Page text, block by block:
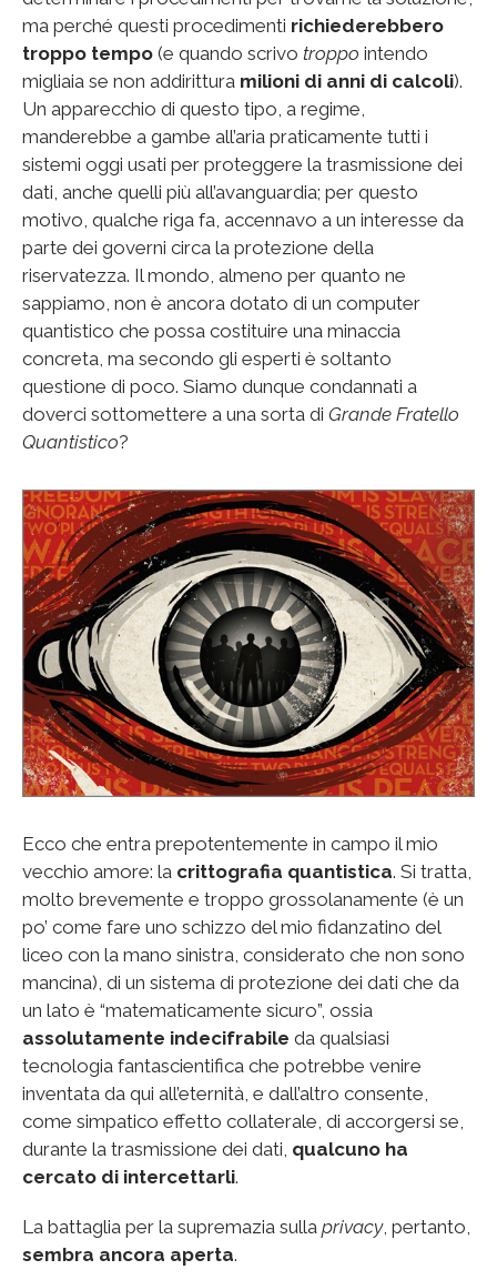
ma perché questi procedimenti richiederebbero
troppo tempo (e quando scrivo troppo intendo
migliaia se non addirittura milioni di anni di calcoli).
Un apparecchio di questo tipo, a regime,
manderebbe a gambe all’aria praticamente tutti i
sistemi oggi usati per proteggere la trasmissione dei
dati, anche quelli più all’avanguardia; per questo
motivo, qualche riga fa, accennavo a un interesse da
parte dei governi circa la protezione della
riservatezza. Il mondo, almeno per quanto ne
sappiamo, non è ancora dotato di un computer
quantistico che possa costituire una minaccia
concreta, ma secondo gli esperti è soltanto
questione di poco. Siamo dunque condannati a
doverci sottomettere a una sorta di Grande Fratello
Quantistico?
Ecco che entra prepotentemente in campo il mio
vecchio amore: la crittografia quantistica. Si tratta,
molto brevemente e troppo grossolanamente (è un
po’ come fare uno schizzo del mio fidanzatino del
liceo con la mano sinistra, considerato che non sono
mancina), di un sistema di protezione dei dati che da
un lato è “matematicamente sicuro”, ossia
assolutamente indecifrabile da qualsiasi
tecnologia fantascientifica che potrebbe venire
inventata da qui all’eternità, e dall’altro consente,
come simpatico effetto collaterale, di accorgersi se,
durante la trasmissione dei dati, qualcuno ha
cercato di intercettarli.
La battaglia per la supremazia sulla privacy, pertanto,
sembra ancora aperta.